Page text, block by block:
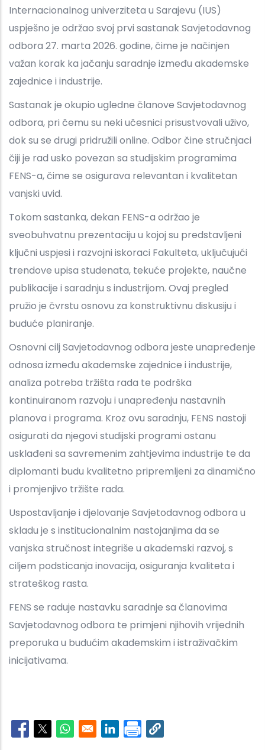
Internacionalnog univerziteta u Sarajevu (IUS)
uspješno je održao svoj prvi sastanak Savjetodavnog
odbora 27. marta 2026. godine, čime je načinjen
važan korak ka jačanju saradnje između akademske
zajednice i industrije.
Sastanak je okupio ugledne članove Savjetodavnog
odbora, pri čemu su neki učesnici prisustvovali uživo,
dok su se drugi pridružili online. Odbor čine stručnjaci
čiji je rad usko povezan sa studijskim programima
FENS-a, čime se osigurava relevantan i kvalitetan
vanjski uvid.
Tokom sastanka, dekan FENS-a održao je
sveobuhvatnu prezentaciju u kojoj su predstavljeni
ključni uspjesi i razvojni iskoraci Fakulteta, uključujući
trendove upisa studenata, tekuće projekte, naučne
publikacije i saradnju s industrijom. Ovaj pregled
pružio je čvrstu osnovu za konstruktivnu diskusiju i
buduće planiranje.
Osnovni cilj Savjetodavnog odbora jeste unapređenje
odnosa između akademske zajednice i industrije,
analiza potreba tržišta rada te podrška
kontinuiranom razvoju i unapređenju nastavnih
planova i programa. Kroz ovu saradnju, FENS nastoji
osigurati da njegovi studijski programi ostanu
usklađeni sa savremenim zahtjevima industrije te da
diplomanti budu kvalitetno pripremljeni za dinamično
i promjenjivo tržište rada.
Uspostavljanje i djelovanje Savjetodavnog odbora u
skladu je s institucionalnim nastojanjima da se
vanjska stručnost integriše u akademski razvoj, s
ciljem podsticanja inovacija, osiguranja kvaliteta i
strateškog rasta.
FENS se raduje nastavku saradnje sa članovima
Savjetodavnog odbora te primjeni njihovih vrijednih
preporuka u budućim akademskim i istraživačkim
inicijativama.
Opens in a new window
Opens in a new window
Opens in a new window
Opens in a new window